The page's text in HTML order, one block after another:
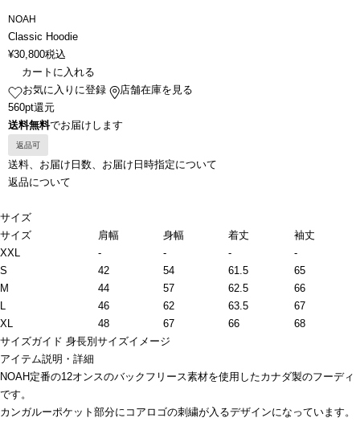
NOAH
Classic Hoodie
¥30,800税込
カートに入れる
お気に入りに登録
店舗在庫を見る
560pt還元
送料無料でお届けします
返品可
送料、お届け日数、お届け日時指定について
返品について
サイズ
サイズ
肩幅 身幅 着丈
袖丈
XXL
- - -
-
S
42 54 61.5
65
M
44 57 62.5
66
L
46 62 63.5
67
XL
48 67 66
68
サイズガイド 身長別サイズイメージ
アイテム説明・詳細
NOAH定番の12オンスのバックフリース素材を使用したカナダ製のフーディ
です。
カンガルーポケット部分にコアロゴの刺繍が入るデザインになっています。